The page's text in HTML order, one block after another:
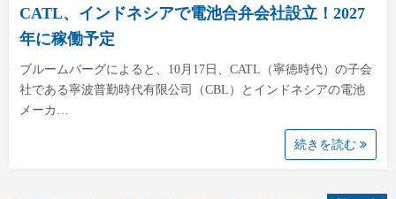
CATL、インドネシアで電池合弁会社設立！2027
年に稼働予定
ブルームバーグによると、10月17日、CATL（寧徳時代）の子会
社である寧波普勤時代有限公司（CBL）とインドネシアの電池
メーカ…
続きを読む